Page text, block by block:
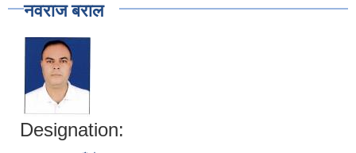
नवराज बराल
Designation: